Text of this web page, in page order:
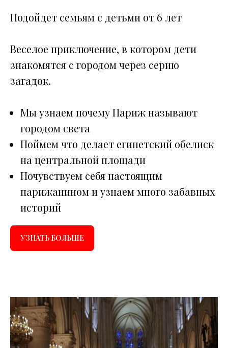
Подойдет семьям с детьми от 6 лет
Веселое приключение, в котором дети
знакомятся с городом через серию
загадок.
Мы узнаем почему Париж называют
городом света
Поймем что делает египетский обелиск
на центральной площади
Почувствуем себя настоящим
парижанином и узнаем много забавных
историй
УЗНАТЬ БОЛЬШЕ